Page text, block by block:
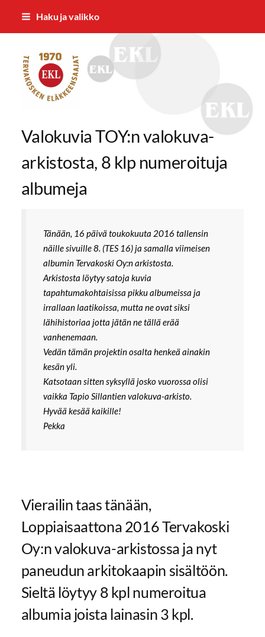
Siirry
Haku ja valikko
Tervakosken Eläkkeensaajat ry
Valokuvia TOY:n valokuva-
arkistosta, 8 klp numeroituja
albumeja
Tänään, 16 päivä toukokuuta 2016 tallensin
näille sivuille 8. (TES 16) ja samalla viimeisen
albumin Tervakoski Oy:n arkistosta.
Arkistosta löytyy satoja kuvia
tapahtumakohtaisissa pikku albumeissa ja
irrallaan laatikoissa, mutta ne ovat siksi
lähihistoriaa jotta jätän ne tällä erää
vanhenemaan.
Vedän tämän projektin osalta henkeä ainakin
kesän yli.
Katsotaan sitten syksyllä josko vuorossa olisi
vaikka Tapio Sillantien valokuva-arkisto.
Hyvää kesää kaikille!
Pekka
Vierailin taas tänään,
Loppiaisaattona 2016 Tervakoski
Oy:n valokuva-arkistossa ja nyt
paneudun arkitokaapin sisältöön.
Sieltä löytyy 8 kpl numeroitua
albumia joista lainasin 3 kpl.